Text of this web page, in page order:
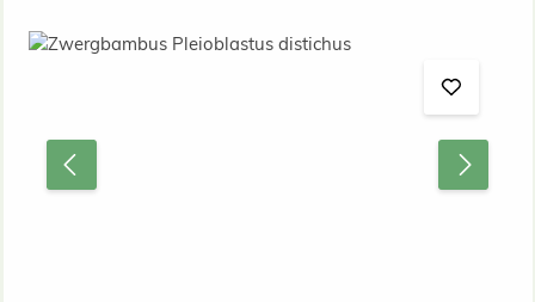
Bildergalerie überspringen